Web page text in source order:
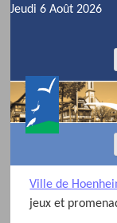
Jeudi 6 Août 2026
Ville de
jeux et